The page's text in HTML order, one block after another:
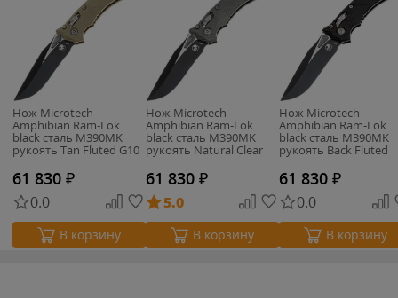
Нож Microtech
Amphibian Ram-Lok
black сталь M390MK
рукоять Tan Fluted G10
(137RL-1FLGTTA)
61 830 ₽
0.0
В корзину
Нож Microtech
Amphibian Ram-Lok
black сталь M390MK
рукоять Natural Clear
Fluted Aluminum
61 830 ₽
5.0
В корзину
Нож Microtech
Amphibian Ram-Lok
black сталь M390MK
рукоять Back Fluted
Aluminum (137RL-1FL)
61 830 ₽
0.0
В корзину